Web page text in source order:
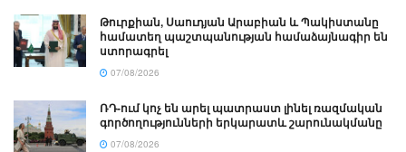
Թուրքիան, Սաուդյան Արաբիան և Պակիստանը
համատեղ պաշտպանության համաձայնագիր են
ստորագրել
07/08/2026
ՌԴ-ում կոչ են արել պատրաստ լինել ռազմական
գործողությունների երկարատև շարունակմանը
07/08/2026